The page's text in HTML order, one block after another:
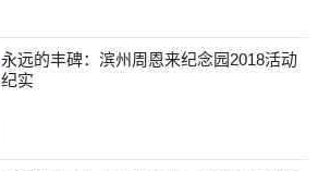
永远的丰碑：滨州周恩来纪念园2018活动
纪实